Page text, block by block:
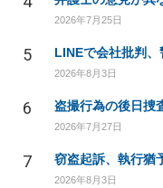
2026年7月25日
5 LINEで会社批判、
2026年8月3日
6 盗撮行為の後日捜
2026年7月27日
7 窃盗起訴、執行猶
2026年8月3日